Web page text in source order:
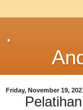
.
Friday, November 19,